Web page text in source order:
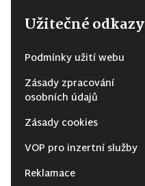
Užitečné odkazy
Podmínky užití webu
Zásady zpracování
osobních údajů
Zásady cookies
VOP pro inzertní služby
Reklamace